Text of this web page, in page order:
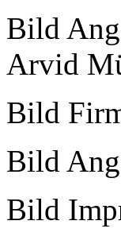
Bild
Arvid
Bild
Bild
Bild